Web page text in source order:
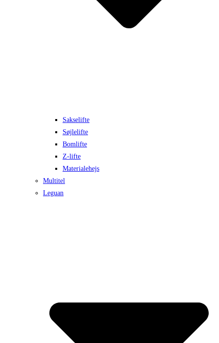
Sakselifte
Søjlelifte
Bomlifte
Z-lifte
Materialehejs
Multitel
Leguan